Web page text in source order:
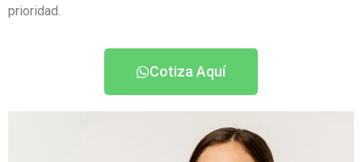
prioridad.
Cotiza Aquí